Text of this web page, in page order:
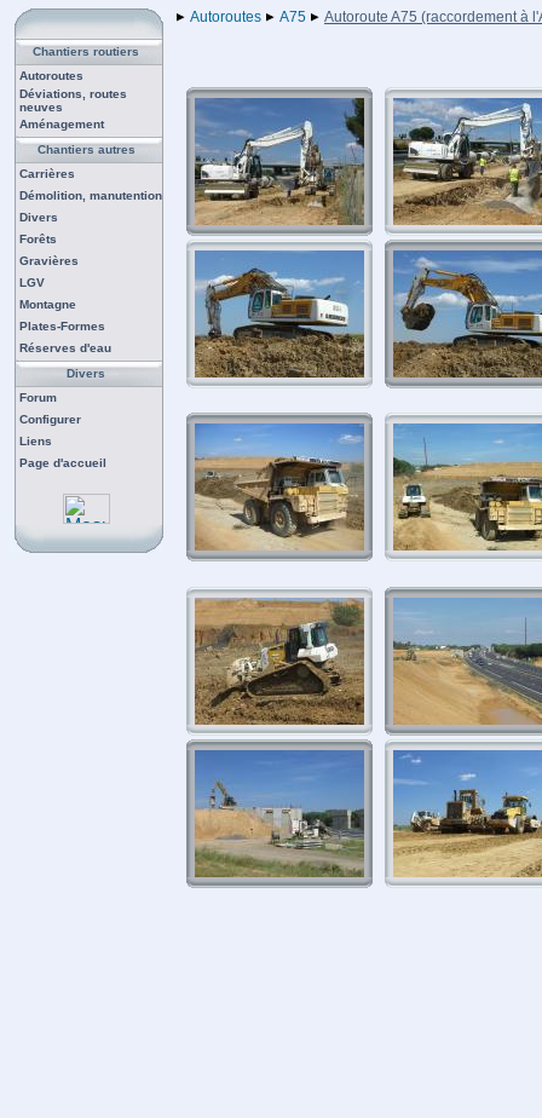
Chantiers routiers
Autoroutes
Déviations, routes
neuves
Aménagement
Chantiers autres
Carrières
Démolition, manutention
Divers
Forêts
Gravières
LGV
Montagne
Plates-Formes
Réserves d'eau
Divers
Forum
Configurer
Liens
Page d'accueil
Autoroutes A75 Autoroute A75 (raccordement à